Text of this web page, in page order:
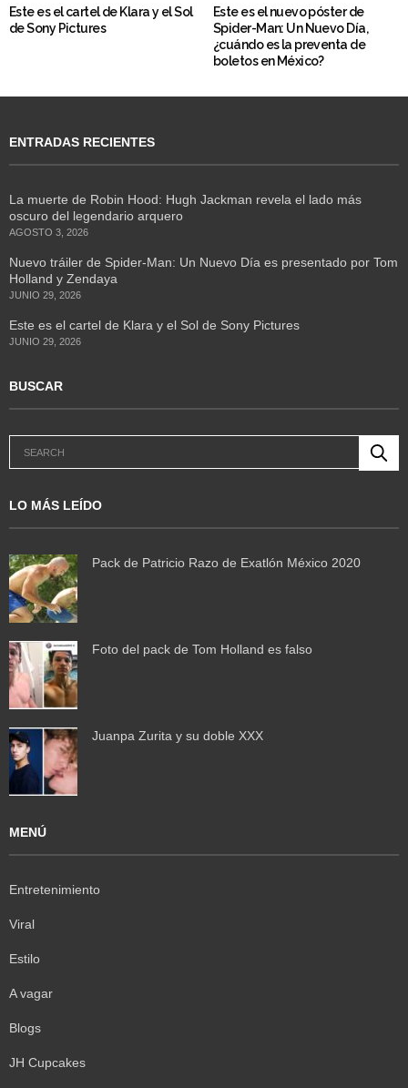
Este es el cartel de Klara y el Sol
de Sony Pictures
Este es el nuevo póster de
Spider-Man: Un Nuevo Día,
¿cuándo es la preventa de
boletos en México?
ENTRADAS RECIENTES
La muerte de Robin Hood: Hugh Jackman revela el lado más
oscuro del legendario arquero
AGOSTO 3, 2026
Nuevo tráiler de Spider-Man: Un Nuevo Día es presentado por Tom
Holland y Zendaya
JUNIO 29, 2026
Este es el cartel de Klara y el Sol de Sony Pictures
JUNIO 29, 2026
BUSCAR
LO MÁS LEÍDO
Pack de Patricio Razo de Exatlón México 2020
Foto del pack de Tom Holland es falso
Juanpa Zurita y su doble XXX
MENÚ
Entretenimiento
Viral
Estilo
A vagar
Blogs
JH Cupcakes